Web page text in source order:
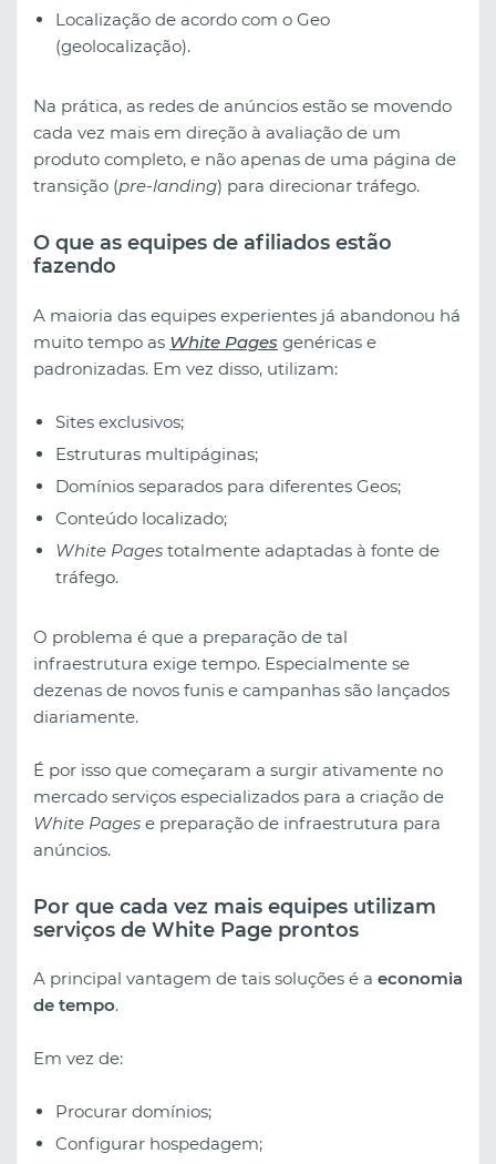
Localização de acordo com o Geo
(geolocalização).
Na prática, as redes de anúncios estão se movendo
cada vez mais em direção à avaliação de um
produto completo, e não apenas de uma página de
transição (pre-landing) para direcionar tráfego.
O que as equipes de afiliados estão
fazendo
A maioria das equipes experientes já abandonou há
muito tempo as White Pages genéricas e
padronizadas. Em vez disso, utilizam:
Sites exclusivos;
Estruturas multipáginas;
Domínios separados para diferentes Geos;
Conteúdo localizado;
White Pages totalmente adaptadas à fonte de
tráfego.
O problema é que a preparação de tal
infraestrutura exige tempo. Especialmente se
dezenas de novos funis e campanhas são lançados
diariamente.
É por isso que começaram a surgir ativamente no
mercado serviços especializados para a criação de
White Pages e preparação de infraestrutura para
anúncios.
Por que cada vez mais equipes utilizam
serviços de White Page prontos
A principal vantagem de tais soluções é a economia
de tempo.
Em vez de:
Procurar domínios;
Configurar hospedagem;